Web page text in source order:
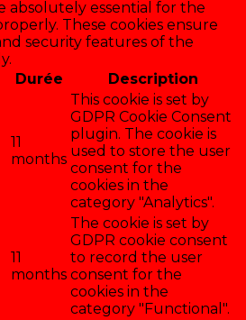
absolutely essential for the
These cookies ensure
security features of the
Durée Description
11
months
This cookie is set by
GDPR Cookie Consent
plugin. The cookie is
used to store the user
consent for the
cookies in the
category "Analytics".
11
months
The cookie is set by
GDPR cookie consent
to record the user
consent for the
cookies in the
category "Functional".